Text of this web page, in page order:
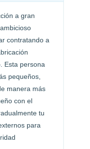
a gran
contratando a
Esta persona
pequeños,
manera más
con el
tu
para